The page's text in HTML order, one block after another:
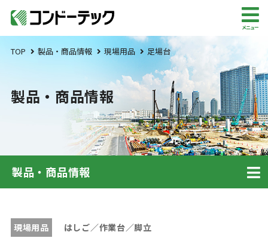
メニュー
TOP 製品・商品情報 現場用品 足場台
製品・商品情報
製品・商品情報
現場用品 はしご／作業台／脚立